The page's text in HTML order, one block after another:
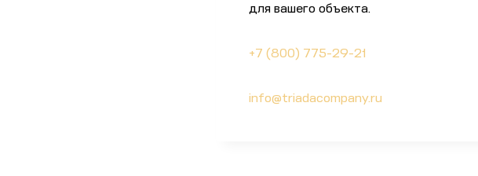
для вашего объекта.
+7 (800) 775-29-21
info@triadacompany.ru